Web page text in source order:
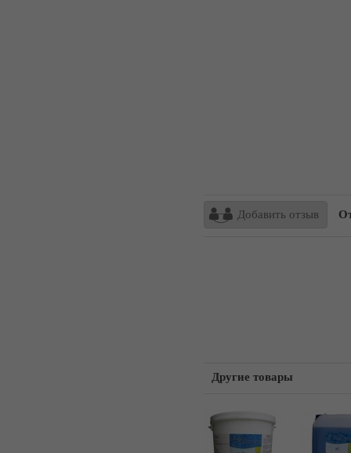
Добавить отзыв
Другие товары